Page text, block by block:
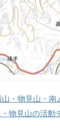
・物見山・南
物見山の活動